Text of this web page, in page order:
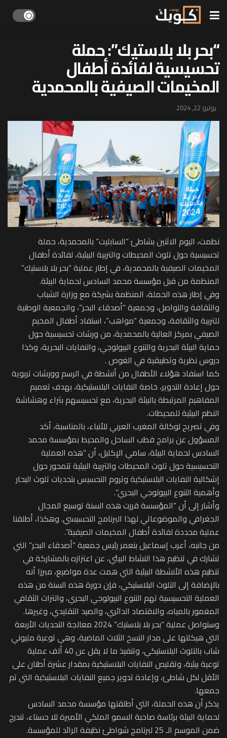
“بحر بلا بلاستيك”: حملة
تحسيسية لفائدة أطفال
المخيمات الصيفية بالمحمدية
يوليو 22, 2024
نظمت، اليوم الاثنين بشاطئ “السابليت” بالمحمدية، حملة
تحسيسية حول تلوث المحيطات والتربية البيئية، لفائدة أطفال
المخيمات الصيفية بالمحمدية، في إطار عملية “بحر بلا بلاستيك”
المنظمة من قبل مؤسسة محمد السادس لحماية البيئة.
وفي إطار هذه الحملة، المنظمة بشركة مع وزارة الشباب
والثقافة والتواصل، وجمعية “أصدقاء البحر”، والجمعية الوطنية
للتربية والثقافة، وجمعية “مواهب”، استفاد أطفال المخيم
الصيفي بمركز العالية بالمحمدية، من ورشات تحسيسية حول
حماية البيئة البحرية والتنوع البيولوجي، والنفايات البحرية، وكذا
دروس نظرية وتطبيقية في الغوص .
كما استفاد هؤلاء الأطفال من أنشطة في الرسم وورشات تربوية
حول إعادة التدوير، خاصة النفايات البلاستيكية، بهدف تعميم
المفاهيم المرتبطة بالبيئة البحرية، مع تحسيسهم بثراء وهشاشة
النظم البيئية للمحيطات.
وفي تصريح لوكالة المغرب العربي للأنباء، بالمناسبة، أكد
المسؤول عن برامج قطب الساحل والمحيط بمؤسسة محمد
السادس لحماية البيئة، سامي الإكليل، أن “هذه العملية
التحسيسية حول تلوث المحيطات والتربية البيئية تتمحور حول
إشكالية النفايات البلاستيكية وتروم التحسيس بتحديات تلوث البحار
وأهمية التنوع البيولوجي البحري”.
وأشار إلى أن “المؤسسة قررت هذه السنة توسيع المجال
الجغرافي والموضوعاتي لهذا البرنامج التحسيسي. وهكذا، أطلقنا
عملية محددة لفائدة أطفال المخيمات الصيفية”.
من جانبه، أعرب إسماعيل بنعمر رئيس جمعية “أصدقاء البحر” التي
تشارك في تنظيم هذا النشاط البيئي، عن اعتزازه بالمشاركة في
تنظيم هذه الأنشطة البيئية التي همت عدة مواضيع، مبرزا أنه
بالإضافة إلى التلوث البلاستيكي، فإن دورة هذه السنة من هذه
العملية التحسيسية تهم التنوع البيولوجي البحري، والتراث الثقافي
المغمور بالمياه، والاقتصاد الدائري، والصيد التقليدي، وغيرها.
وستواصل عملية “بحر بلا بلاستيك” 2024 معالجة التحديات الأربعة
التي هيكلتها على مدار النسخ الثلاث الماضية، وهي توعية مليوني
شاب بالتلوث البلاستيكي، وتنفيذ ما لا يقل عن 40 ألف عملية
توعية بيئية، وتقليص النفايات البلاستيكية بمقدار عشرة أطنان على
الأقل لكل شاطئ، وإعادة تدوير جميع النفايات البلاستيكية التي تم
جمعها.
يذكر أن هذه الحملة، التي أطلقتها مؤسسة محمد السادس
لحماية البيئة برئاسة صاحبة السمو الملكي الأميرة للا حسناء، تندرج
ضمن الموسم الـ 25 لبرنامج شواطئ نظيفة الرائد للمؤسسة.